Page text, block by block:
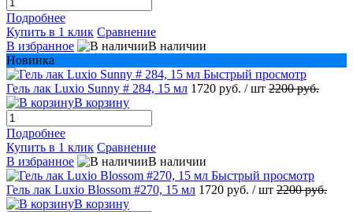
Подробнее
Купить в 1 клик Сравнение
В избранное
В наличии
Новинка
Быстрый просмотр
Гель лак Luxio Sunny # 284, 15 мл 1720 руб. / шт 2200 руб.
В корзину
Подробнее
Купить в 1 клик Сравнение
В избранное
В наличии
Быстрый просмотр
Гель лак Luxio Blossom #270, 15 мл 1720 руб. / шт 2200 руб.
В корзину